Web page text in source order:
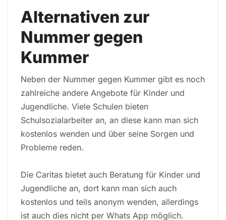
Alternativen zur
Nummer gegen
Kummer
Neben der Nummer gegen Kummer gibt es noch
zahlreiche andere Angebote für Kinder und
Jugendliche. Viele Schulen bieten
Schulsozialarbeiter an, an diese kann man sich
kostenlos wenden und über seine Sorgen und
Probleme reden.
Die Caritas bietet auch Beratung für Kinder und
Jugendliche an, dort kann man sich auch
kostenlos und teils anonym wenden, allerdings
ist auch dies nicht per Whats App möglich.